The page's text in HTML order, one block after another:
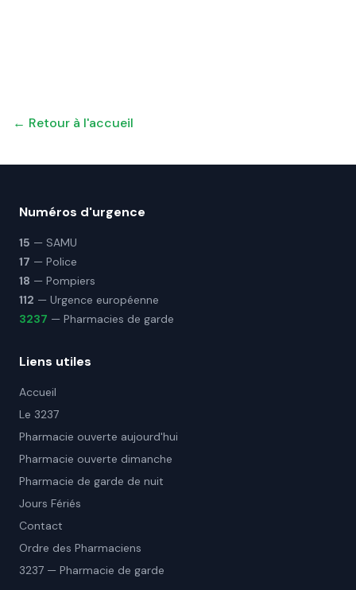
← Retour à l'accueil
Numéros d'urgence
15 — SAMU
17 — Police
18 — Pompiers
112 — Urgence européenne
3237 — Pharmacies de garde
Liens utiles
Accueil
Le 3237
Pharmacie ouverte aujourd'hui
Pharmacie ouverte dimanche
Pharmacie de garde de nuit
Jours Fériés
Contact
Ordre des Pharmaciens
3237 — Pharmacie de garde